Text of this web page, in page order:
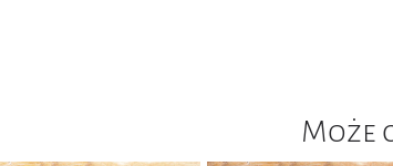
Może